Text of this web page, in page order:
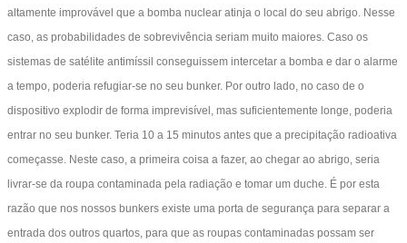
altamente improvável que a bomba nuclear atinja o local do seu abrigo. Nesse
caso, as probabilidades de sobrevivência seriam muito maiores. Caso os
sistemas de satélite antimíssil conseguissem intercetar a bomba e dar o alarme
a tempo, poderia refugiar-se no seu bunker. Por outro lado, no caso de o
dispositivo explodir de forma imprevisível, mas suficientemente longe, poderia
entrar no seu bunker. Teria 10 a 15 minutos antes que a precipitação radioativa
começasse. Neste caso, a primeira coisa a fazer, ao chegar ao abrigo, seria
livrar-se da roupa contaminada pela radiação e tomar um duche. É por esta
razão que nos nossos bunkers existe uma porta de segurança para separar a
entrada dos outros quartos, para que as roupas contaminadas possam ser